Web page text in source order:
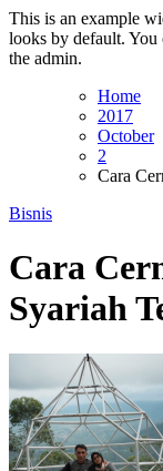
This is an example
looks by default. You
the admin.
Home
2017
October
2
Cara
Bisnis
Cara
Syariah